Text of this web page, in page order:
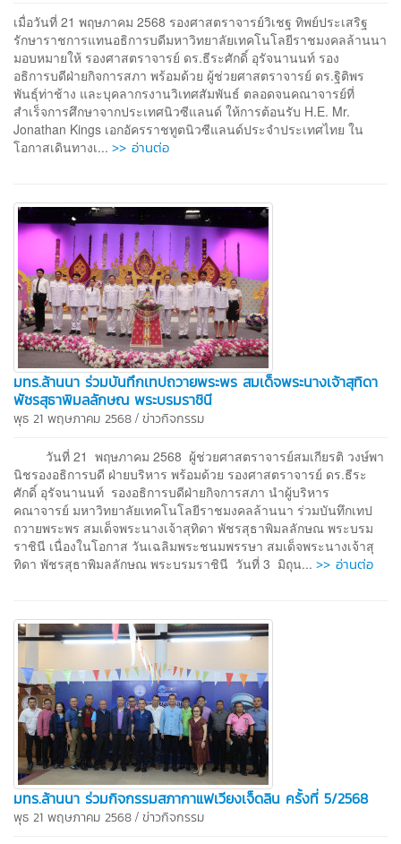
เมื่อวันที่ 21 พฤษภาคม 2568 รองศาสตราจารย์วิเชฐ ทิพย์ประเสริฐ
รักษาราชการแทนอธิการบดีมหาวิทยาลัยเทคโนโลยีราชมงคลล้านนา
มอบหมายให้ รองศาสตราจารย์ ดร.ธีระศักดิ์ อุรัจนานนท์ รอง
อธิการบดีฝ่ายกิจการสภา พร้อมด้วย ผู้ช่วยศาสตราจารย์ ดร.ฐิติพร
พันธุ์ท่าช้าง และบุคลากรงานวิเทศสัมพันธ์ ตลอดจนคณาจารย์ที่
สำเร็จการศึกษาจากประเทศนิวซีแลนด์ ให้การต้อนรับ H.E. Mr.
Jonathan Kings เอกอัครราชทูตนิวซีแลนด์ประจำประเทศไทย ใน
โอกาสเดินทางเ... >> อ่านต่อ
มทร.ล้านนา ร่วมบันทึกเทปถวายพระพร สมเด็จพระนางเจ้าสุทิดา
พัชรสุธาพิมลลักษณ พระบรมราชินี
พุธ 21 พฤษภาคม 2568 / ข่าวกิจกรรม
วันที่ 21 พฤษภาคม 2568 ผู้ช่วยศาสตราจารย์สมเกียรติ วงษ์พา
นิชรองอธิการบดี ฝ่ายบริหาร พร้อมด้วย รองศาสตราจารย์ ดร.ธีระ
ศักดิ์ อุรัจนานนท์ รองอธิการบดีฝ่ายกิจการสภา นำผู้บริหาร
คณาจารย์ มหาวิทยาลัยเทคโนโลยีราชมงคลล้านนา ร่วมบันทึกเทป
ถวายพระพร สมเด็จพระนางเจ้าสุทิดา พัชรสุธาพิมลลักษณ พระบรม
ราชินี เนื่องในโอกาส วันเฉลิมพระชนมพรรษา สมเด็จพระนางเจ้าสุ
ทิดา พัชรสุธาพิมลลักษณ พระบรมราชินี วันที่ 3 มิถุน... >> อ่านต่อ
มทร.ล้านนา ร่วมกิจกรรมสภากาแฟเวียงเจ็ดลิน ครั้งที่ 5/2568
พุธ 21 พฤษภาคม 2568 / ข่าวกิจกรรม